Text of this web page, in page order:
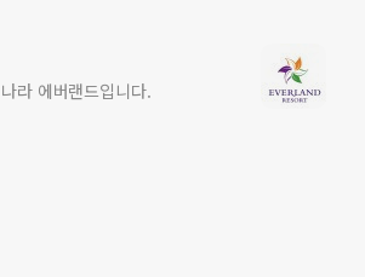
라 에버랜드입니다.